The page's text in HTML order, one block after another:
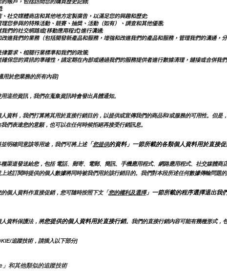
;
、社交媒體商店和其他地方定製廣告，以滿足您的興趣和歷史;
理您參與的特殊活動、競賽、抽獎、活動（如有）、調查和其他優惠;
我們的社交網路或[移動應用程式]進行溝通;
進我們的業務（包括開發新產品和服務，增強和改進我們的產品和服務，管理我們的溝通
要求、相關行業標準和我們的政策;
確保您的資訊的準確性，請定期在內部或通過我們的服務提供者進行數據清理，鏈接或合併我
用於您業務的所有內容]
這些資訊，我們在蒐集資訊時會發出具體通知。
資料，我們打算將其用於直接行銷目的，以提供或宣傳我們的商品和/或服務的可用性。但
們表達您的意願，也可以在任何時候拒絕再接受行銷訊息。
明確同意該等用途，我們可將上述「您提供的資料」一節所載的各類個人資料用於直接促
渠道發送給您，包括 電話、郵寄、電郵、簡訊、手機應用程式、網路應用程式、社交媒體
述訂閱時提供的個人數據將同時被我們用於該行銷目的。我們對本段所述任何數據傳輸問題
個人資料作直接促銷，您可隨時按照下文「您的權利及選擇」一節所載的程序選擇退出我
資料保護法，將您提供的個人資料用於直接行銷。我們的直接行銷內容可能有幾種形式，
追蹤技術，請插入以下部分]
和其他類似的追蹤技術